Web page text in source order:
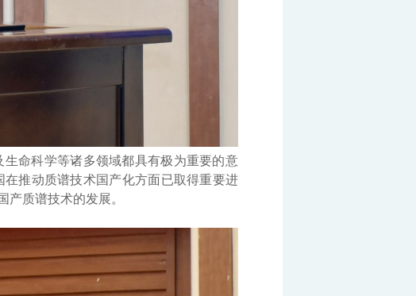
命科学等诸多领域都具有极为重要的意
推动质谱技术国产化方面已取得重要进
质谱技术的发展。